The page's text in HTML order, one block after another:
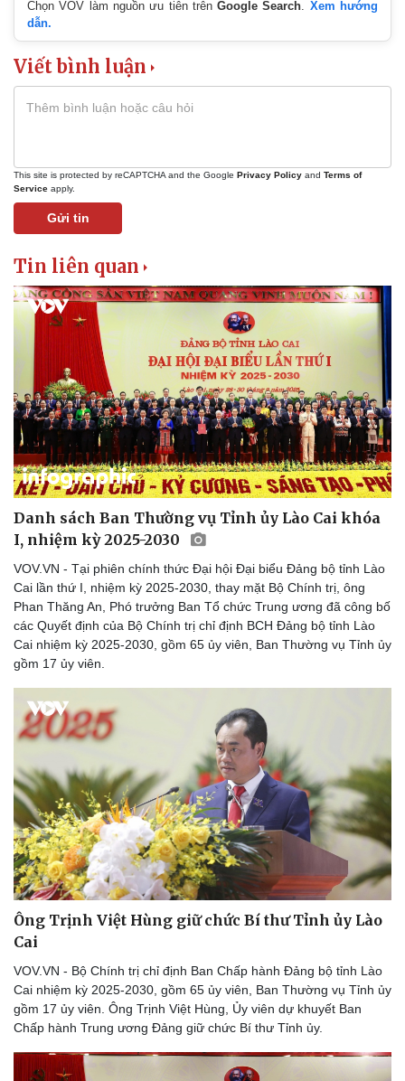
Vụ án
Tin nóng
Vũ khí
Việt Nam
Phân tích
Chọn VOV làm nguồn ưu tiên trênGoogle Search
Xem hướng
dẫn.
Viết bình luận
This site is protected by reCAPTCHA and the Google Privacy Policy and Terms of
Service apply.
Gửi tin
Tin liên quan
Danh sách Ban Thường vụ Tỉnh ủy Lào Cai khóa
I, nhiệm kỳ 2025-2030
VOV.VN - Tại phiên chính thức Đại hội Đại biểu Đảng bộ tỉnh Lào
Cai lần thứ I, nhiệm kỳ 2025-2030, thay mặt Bộ Chính trị, ông
Phan Thăng An, Phó trưởng Ban Tổ chức Trung ương đã công bố
các Quyết định của Bộ Chính trị chỉ định BCH Đảng bộ tỉnh Lào
Cai nhiệm kỳ 2025-2030, gồm 65 ủy viên, Ban Thường vụ Tỉnh ủy
gồm 17 ủy viên.
Ông Trịnh Việt Hùng giữ chức Bí thư Tỉnh ủy Lào
Cai
VOV.VN - Bộ Chính trị chỉ định Ban Chấp hành Đảng bộ tỉnh Lào
Cai nhiệm kỳ 2025-2030, gồm 65 ủy viên, Ban Thường vụ Tỉnh ủy
gồm 17 ủy viên. Ông Trịnh Việt Hùng, Ủy viên dự khuyết Ban
Chấp hành Trung ương Đảng giữ chức Bí thư Tỉnh ủy.